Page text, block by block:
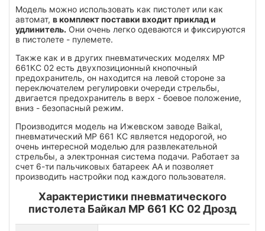
Модель можно использовать как пистолет или как
автомат, в комплект поставки входит приклад и
удлинитель. Они очень легко одеваются и фиксируются
в пистолете - пулемете.
Также как и в других пневматических моделях МР
661КС 02 есть двухпозиционный кнопочный
предохранитель, он находится на левой стороне за
переключателем регулировки очереди стрельбы,
двигается предохранитель в верх - боевое положение,
вниз - безопасный режим.
Производится модель на Ижевском заводе Baikal,
пневматический МР 661 КС является недорогой, но
очень интересной моделью для развлекательной
стрельбы, а электронная система подачи. Работает за
счет 6-ти пальчиковых батареек АА и позволяет
производить настройки под каждого пользователя.
Характеристики пневматического
пистолета Байкал МР 661 КС 02 Дрозд